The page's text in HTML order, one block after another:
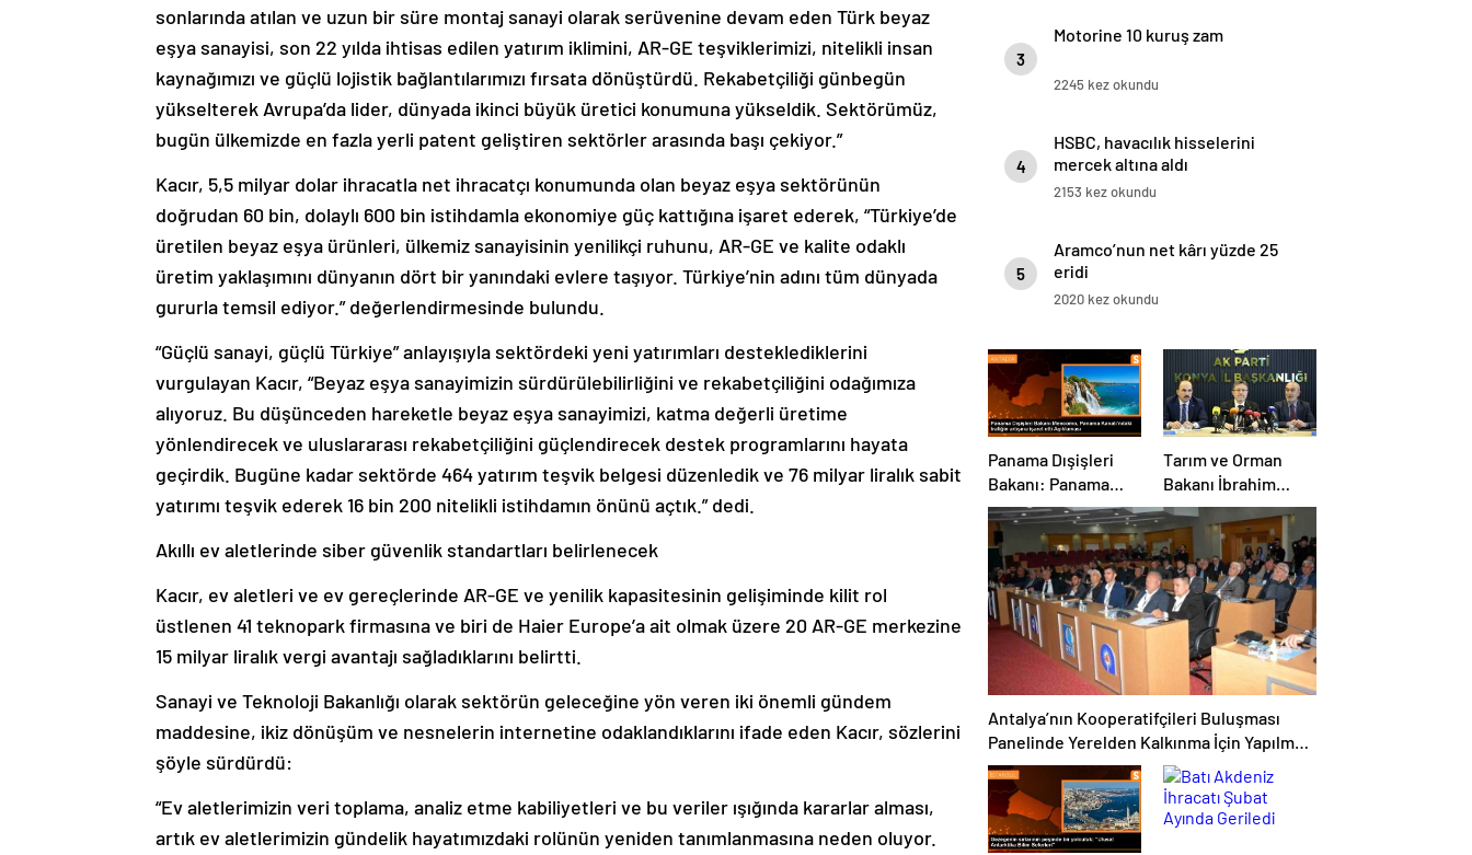
sonlarında atılan ve uzun bir süre montaj sanayi olarak serüvenine devam eden Türk beyaz
eşya sanayisi, son 22 yılda ihtisas edilen yatırım iklimini, AR-GE teşviklerimizi, nitelikli insan
kaynağımızı ve güçlü lojistik bağlantılarımızı fırsata dönüştürdü. Rekabetçiliği günbegün
yükselterek Avrupa’da lider, dünyada ikinci büyük üretici konumuna yükseldik. Sektörümüz,
bugün ülkemizde en fazla yerli patent geliştiren sektörler arasında başı çekiyor.”
Kacır, 5,5 milyar dolar ihracatla net ihracatçı konumunda olan beyaz eşya sektörünün
doğrudan 60 bin, dolaylı 600 bin istihdamla ekonomiye güç kattığına işaret ederek, “Türkiye’de
üretilen beyaz eşya ürünleri, ülkemiz sanayisinin yenilikçi ruhunu, AR-GE ve kalite odaklı
üretim yaklaşımını dünyanın dört bir yanındaki evlere taşıyor. Türkiye’nin adını tüm dünyada
gururla temsil ediyor.” değerlendirmesinde bulundu.
“Güçlü sanayi, güçlü Türkiye” anlayışıyla sektördeki yeni yatırımları desteklediklerini
vurgulayan Kacır, “Beyaz eşya sanayimizin sürdürülebilirliğini ve rekabetçiliğini odağımıza
alıyoruz. Bu düşünceden hareketle beyaz eşya sanayimizi, katma değerli üretime
yönlendirecek ve uluslararası rekabetçiliğini güçlendirecek destek programlarını hayata
geçirdik. Bugüne kadar sektörde 464 yatırım teşvik belgesi düzenledik ve 76 milyar liralık sabit
yatırımı teşvik ederek 16 bin 200 nitelikli istihdamın önünü açtık.” dedi.
Akıllı ev aletlerinde siber güvenlik standartları belirlenecek
Kacır, ev aletleri ve ev gereçlerinde AR-GE ve yenilik kapasitesinin gelişiminde kilit rol
üstlenen 41 teknopark firmasına ve biri de Haier Europe’a ait olmak üzere 20 AR-GE merkezine
15 milyar liralık vergi avantajı sağladıklarını belirtti.
Sanayi ve Teknoloji Bakanlığı olarak sektörün geleceğine yön veren iki önemli gündem
maddesine, ikiz dönüşüm ve nesnelerin internetine odaklandıklarını ifade eden Kacır, sözlerini
şöyle sürdürdü:
“Ev aletlerimizin veri toplama, analiz etme kabiliyetleri ve bu veriler ışığında kararlar alması,
artık ev aletlerimizin gündelik hayatımızdaki rolünün yeniden tanımlanmasına neden oluyor.
3
Motorine 10 kuruş zam
2245 kez okundu
4
HSBC, havacılık hisselerini
mercek altına aldı
2153 kez okundu
5
Aramco’nun net kârı yüzde 25
eridi
2020 kez okundu
Panama Dışişleri
Bakanı: Panama
Kanalı’nın trafiği
artıyor
Tarım ve Orman
Bakanı İbrahim
Yumaklı, Ramazan
denetimlerini
sıklaştırdıklarını
açıkladı
Antalya’nın Kooperatifçileri Buluşması
Panelinde Yerelden Kalkınma İçin Yapılması
Gerekenler Tartışıldı